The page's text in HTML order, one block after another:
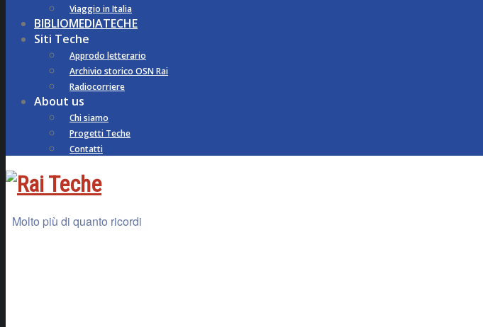
Viaggio in Italia
BIBLIOMEDIATECHE
Siti Teche
Approdo letterario
Archivio storico OSN Rai
Radiocorriere
About us
Chi siamo
Progetti Teche
Contatti
Molto più di quanto ricordi